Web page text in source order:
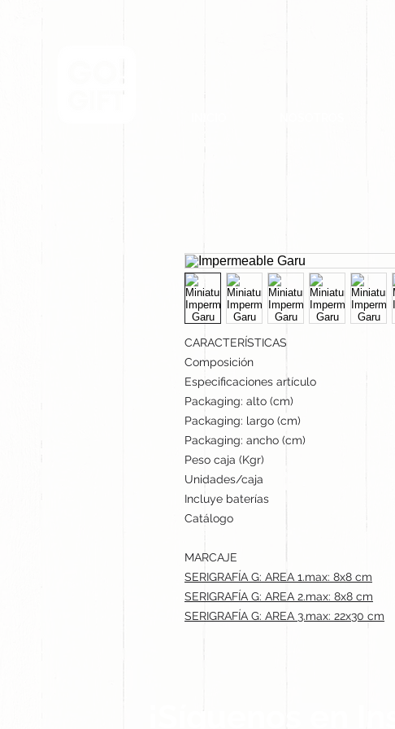
CARACTERÍSTICAS
Composición
Especificaciones artículo
Packaging: alto (cm)
Packaging: largo (cm)
Packaging: ancho (cm)
Peso caja (Kgr)
Unidades/caja
Incluye baterías
Catálogo
MARCAJE
SERIGRAFÍA G: AREA 1.max: 8x8 cm
SERIGRAFÍA G: AREA 2.max: 8x8 cm
SERIGRAFÍA G: AREA 3.max: 22x30 cm